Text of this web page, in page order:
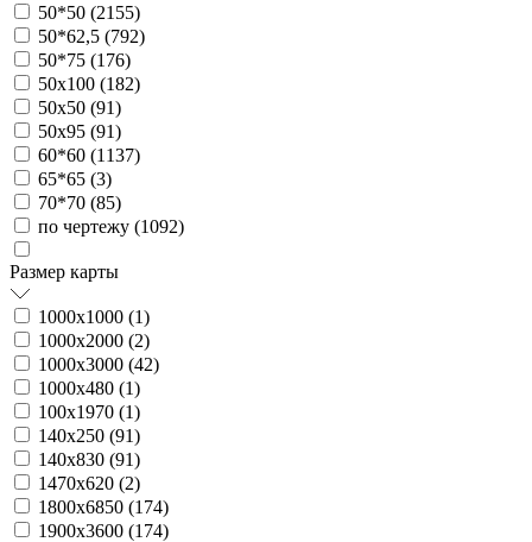
50*50 (2155)
50*62,5 (792)
50*75 (176)
50х100 (182)
50х50 (91)
50х95 (91)
60*60 (1137)
65*65 (3)
70*70 (85)
по чертежу (1092)
Размер карты
1000х1000 (1)
1000х2000 (2)
1000х3000 (42)
1000х480 (1)
100х1970 (1)
140х250 (91)
140х830 (91)
1470х620 (2)
1800х6850 (174)
1900х3600 (174)